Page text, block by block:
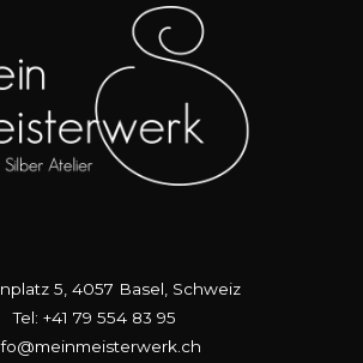
5, 4057 Basel, Schweiz
Tel: +41 79 554 83 95